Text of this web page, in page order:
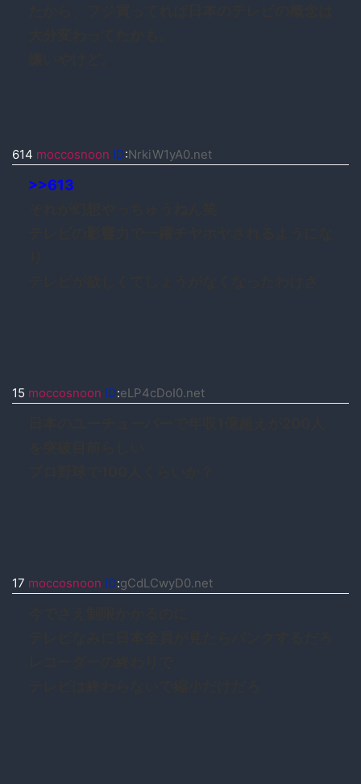
614 moccosnoon ID:NrkiW1yA0.net
>>613
15 moccosnoon ID:eLP4cDoI0.net
17 moccosnoon ID:gCdLCwyD0.net